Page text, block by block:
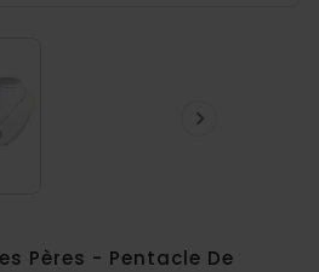

Pères - Pentacle De